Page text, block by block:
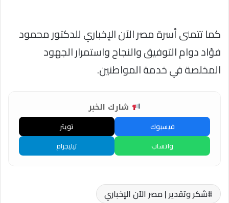
كما تتمنى أسرة مصر الآن الإخباري للدكتور محمود
فؤاد دوام التوفيق والنجاح واستمرار الجهود
المخلصة في خدمة المواطنين.
شارك الخبر
فيسبوك
تويتر
واتساب
تيليجرام
شكر وتقدير | مصر الآن الإخباري